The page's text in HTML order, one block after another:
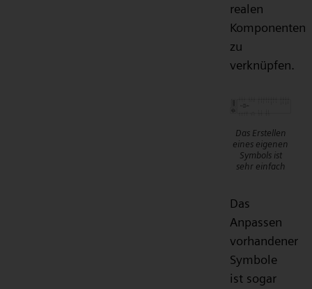
realen
Komponenten
zu
verknüpfen.
Das Erstellen
eines eigenen
Symbols ist
sehr einfach
Das
Anpassen
vorhandener
Symbole
ist sogar